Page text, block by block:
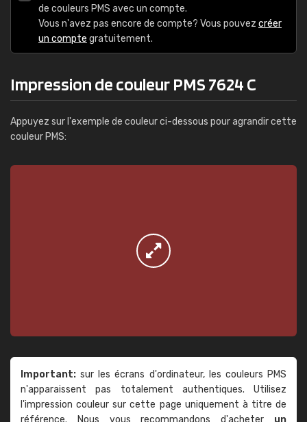
de couleurs PMS avec un compte.
Vous n'avez pas encore de compte? Vous pouvez créer
un compte gratuitement.
Impression de couleur PMS 7624 C
Appuyez sur l'exemple de couleur ci-dessous pour agrandir cette
couleur PMS:
Important: sur les écrans d'ordinateur, les couleurs PMS
n'apparaissent pas totalement authentiques. Utilisez
l'impression couleur sur cette page uniquement à titre de
référence. Nous vous recommandons d'acheter un